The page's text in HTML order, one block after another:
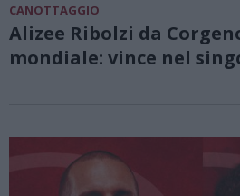
CANOTTAGGIO
Alizee Ribolzi da
mondiale: vince nel